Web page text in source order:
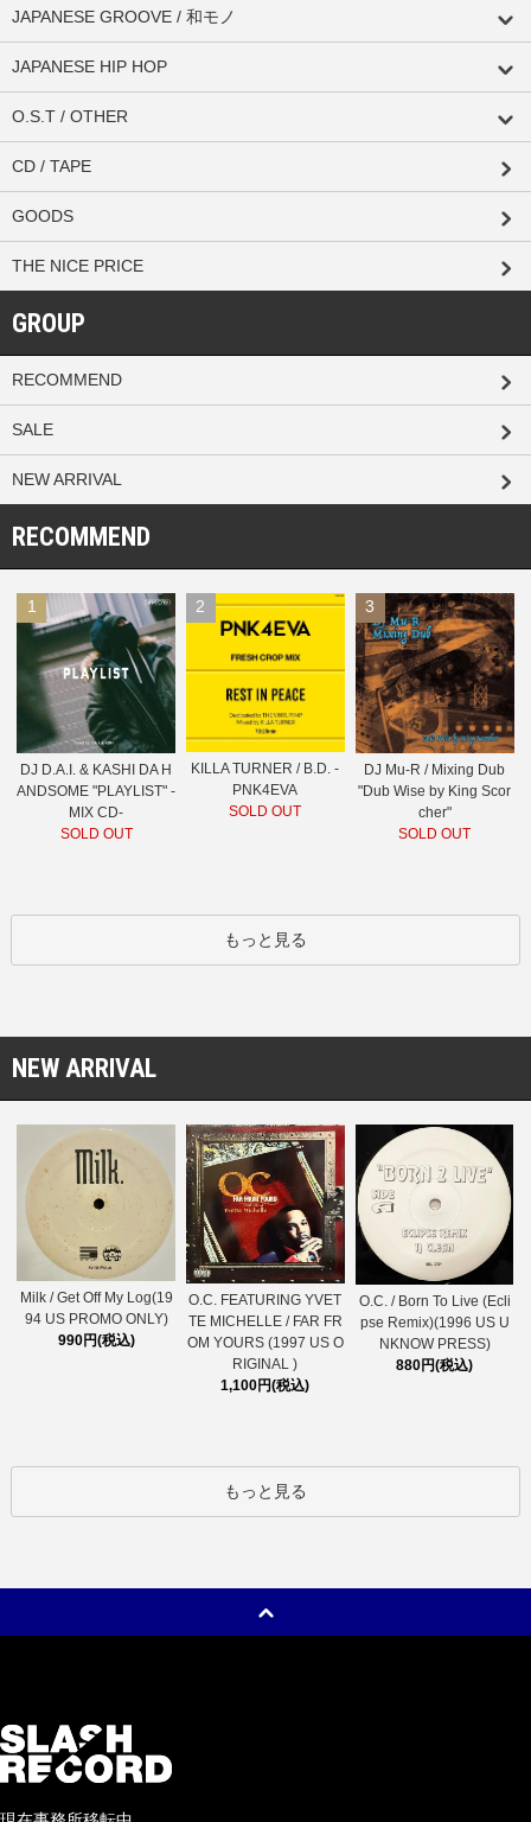
JAPANESE GROOVE / 和モノ
JAPANESE HIP HOP
O.S.T / OTHER
CD / TAPE
GOODS
THE NICE PRICE
GROUP
RECOMMEND
SALE
NEW ARRIVAL
RECOMMEND
1
DJ D.A.I. & KASHI DA H
ANDSOME "PLAYLIST" -
MIX CD-
SOLD OUT
2
KILLA TURNER / B.D. -
PNK4EVA
SOLD OUT
3
DJ Mu-R / Mixing Dub
"Dub Wise by King Scor
cher"
SOLD OUT
もっと見る
NEW ARRIVAL
Milk / Get Off My Log(19
94 US PROMO ONLY)
990円(税込)
O.C. FEATURING YVET
TE MICHELLE / FAR FR
OM YOURS (1997 US O
RIGINAL )
1,100円(税込)
O.C. / Born To Live (Ecli
pse Remix)(1996 US U
NKNOW PRESS)
880円(税込)
もっと見る